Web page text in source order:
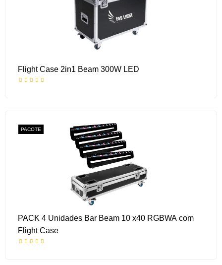
Flight Case 2in1 Beam 300W LED
PACOTE
PACK 4 Unidades Bar Beam 10 x40 RGBWA com
Flight Case